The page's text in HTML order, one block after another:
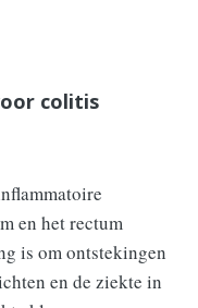
colitis
en het rectum
is om ontstekingen
en de ziekte in